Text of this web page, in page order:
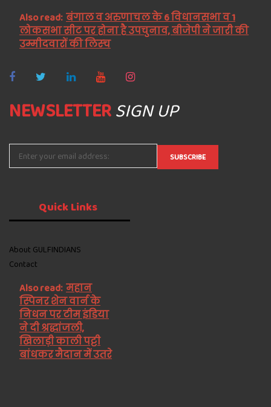
Also read: बंगाल व अरुणाचल के 6 विधानसभा व 1
लोकसभा सीट पर होना है उपचुनाव, बीजेपी ने जारी की
उम्मीदवारों की लिस्च
NEWSLETTERSIGN UP
QuickLinks
About GULFINDIANS
Contact
Also read: महान
स्पिनर शेन वार्न के
निधन पर टीम इंडिया
ने दी श्रद्धांजली,
खिलाड़ी काली पट्टी
बांधकर मैदान में उतरे